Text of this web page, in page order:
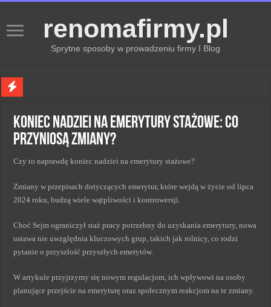
renomafirmy.pl
Sprytne sposoby w prowadzeniu firmy I Blog
Kiedy zmieniać strategię PR dla lepszych wyników
Monitorowanie wizerunku w sieci kluczem do sukcesu
Kryzys a zmiana strategii PR w skutecznym zarządzaniu
Adaptacja strategii PR kluczem do sukcesu w zmianach
Koniec nadziei na emerytury stażowe: co
przyniosą zmiany?
Czy to naprawdę koniec nadziei na emerytury stażowe?
Zmiany w przepisach dotyczących emerytur, które wejdą w życie od lipca
2024 roku, budzą wiele wątpliwości i kontrowersji.
Choć Sejm ograniczył staż pracy potrzebny do uzyskania emerytury, nowa
ustawa nie uwzględnia kluczowych grup, takich jak rolnicy, co rodzi
pytanie o przyszłość przyszłych emerytów.
W artykule przyjrzymy się nowym regulacjom, ich wpływowi na osoby
planujące przejście na emeryturę oraz społecznym reakcjom na te zmiany.